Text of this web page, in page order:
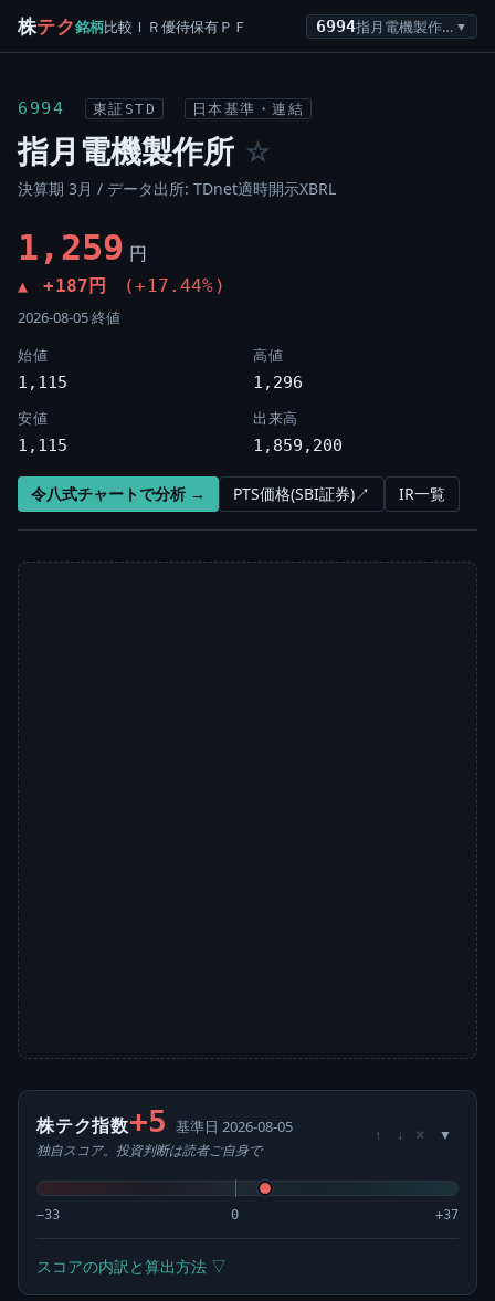
株テク銘柄比較 ＩＲ優待保有ＰＦ 6994 指月電機製作所 ▼
6994 東証STD 日本基準・連結
指月電機製作所 ☆
決算期 3月 / データ出所: TDnet適時開示XBRL
1,259 円
▲ +187円 (+17.44%)
2026-08-05 終値
始値
1,115
高値
1,296
安値
1,115
出来高
1,859,200
令八式チャートで分析 → PTS価格(SBI証券)↗ IR一覧
株テク指数+5 基準日 2026-08-05
独自スコア。投資判断は読者ご自身で
↑ ↓ ×
−33 0 +37
スコアの内訳と算出方法 ▽